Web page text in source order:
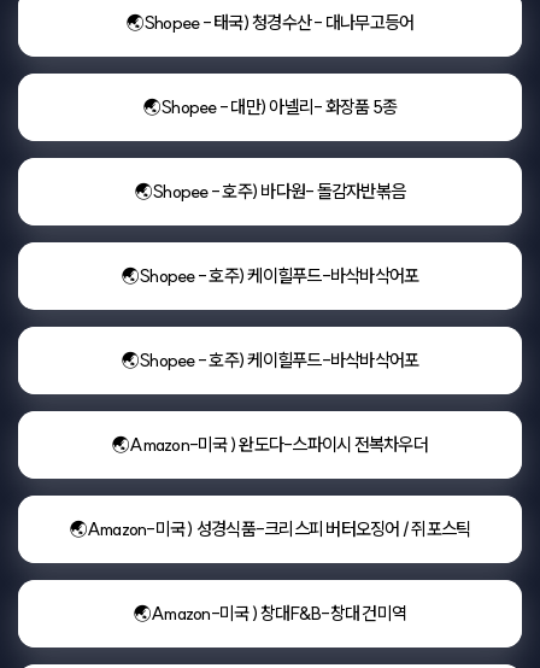
🌏Shopee - 태국) 청경수산 - 대나무고등어
🌏Shopee - 대만) 아넬리- 화장품 5종
🌏Shopee - 호주) 바다원- 돌감자반볶음
🌏Shopee - 호주) 케이힐푸드-바삭바삭어포
🌏Shopee - 호주) 케이힐푸드-바삭바삭어포
🌏Amazon-미국 ) 완도다-스파이시 전복차우더
🌏Amazon-미국 ) 성경식품-크리스피 버터오징어 / 쥐포스틱
🌏Amazon-미국 ) 창대F&B-창대 건미역